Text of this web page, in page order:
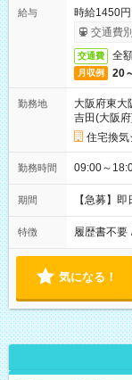
給与
時給1450
交通費
交通費 全
月収例 20
勤務地
大阪府東大
吉田(大阪
住宅換気
勤務時間 09:00～
期間 【急募】
特徴 履歴書不要
気になる！